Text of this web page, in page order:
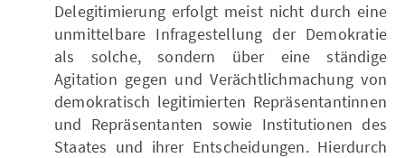
Delegitimierung erfolgt meist nicht durch eine
unmittelbare Infragestellung der Demokratie
als solche, sondern über eine ständige
Agitation gegen und Verächtlichmachung von
demokratisch legitimierten Repräsentantinnen
und Repräsentanten sowie Institutionen des
Staates und ihrer Entscheidungen. Hierdurch